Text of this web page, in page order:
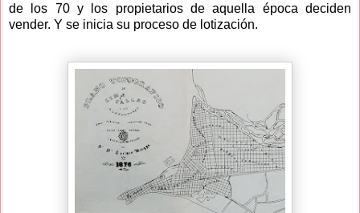
de los 70 y los propietarios de aquella época deciden
vender. Y se inicia su proceso de lotización.